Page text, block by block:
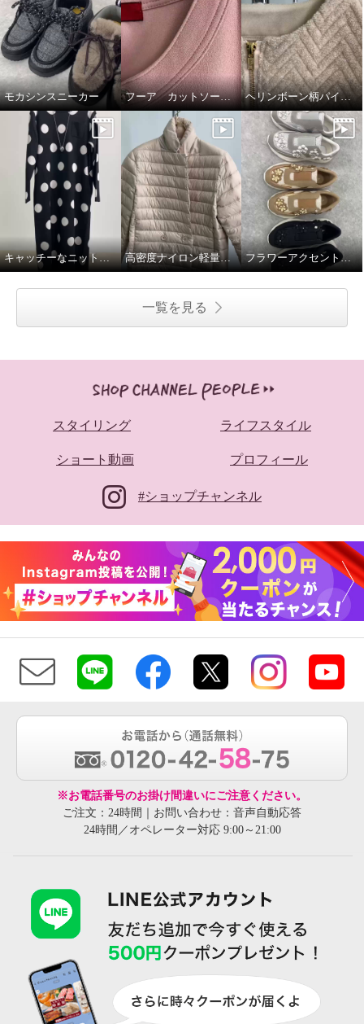
モカシンスニーカー フーア カットソープルオーバー ヘリンボーン柄パイルジャガードジャケット
キャッチーなニットワンピース 高密度ナイロン軽量ダウンジャケット フラワーアクセント軽量スリッポンシューズ
一覧を見る
スタイリング ライフスタイル
ショート動画 プロフィール
#ショップチャンネル
※お電話番号のお掛け間違いにご注意ください。
ご注文：24時間｜お問い合わせ：音声自動応答
24時間／オペレーター対応 9:00～21:00